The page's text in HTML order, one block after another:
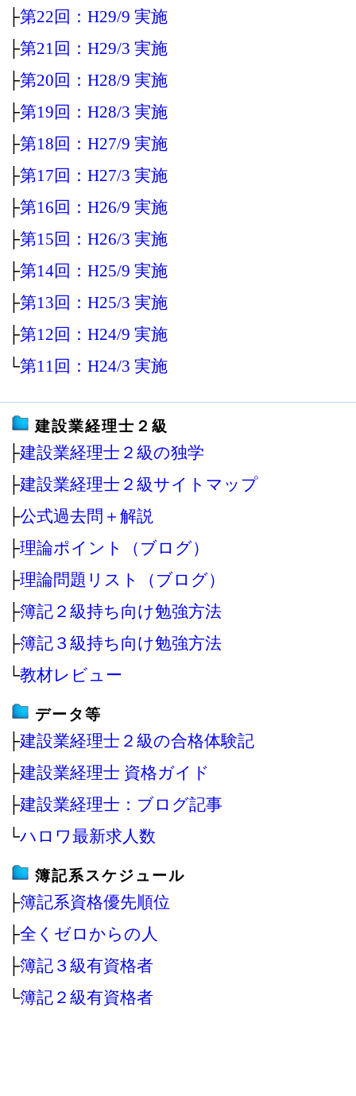
├第22回：H29/9 実施
├第21回：H29/3 実施
├第20回：H28/9 実施
├第19回：H28/3 実施
├第18回：H27/9 実施
├第17回：H27/3 実施
├第16回：H26/9 実施
├第15回：H26/3 実施
├第14回：H25/9 実施
├第13回：H25/3 実施
├第12回：H24/9 実施
└第11回：H24/3 実施
建設業経理士２級
├建設業経理士２級の独学
├建設業経理士２級サイトマップ
├公式過去問＋解説
├理論ポイント（ブログ）
├理論問題リスト（ブログ）
├簿記２級持ち向け勉強方法
├簿記３級持ち向け勉強方法
└教材レビュー
データ等
├建設業経理士２級の合格体験記
├建設業経理士 資格ガイド
├建設業経理士：ブログ記事
└ハロワ最新求人数
簿記系スケジュール
├簿記系資格優先順位
├全くゼロからの人
├簿記３級有資格者
└簿記２級有資格者